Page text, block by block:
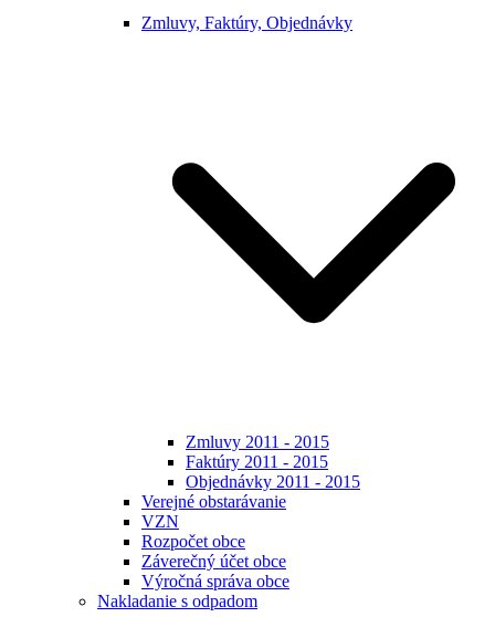
Zmluvy, Faktúry, Objednávky
Zmluvy 2011 - 2015
Faktúry 2011 - 2015
Objednávky 2011 - 2015
Verejné obstarávanie
VZN
Rozpočet obce
Záverečný účet obce
Výročná správa obce
Nakladanie s odpadom